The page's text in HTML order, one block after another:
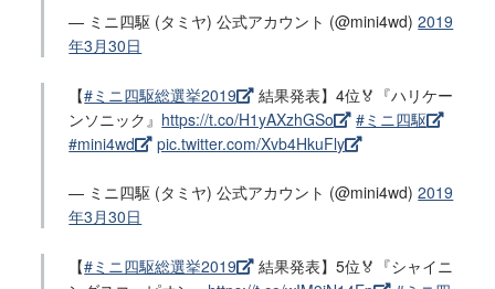
— ミニ四駆 (タミヤ) 公式アカウント (@mini4wd)2019
年3月30日
【#ミニ四駆総選挙2019
結果発表】4位🏅『ハリケー
ンソニック』 https://t.co/H1yAXzhGSo
#ミニ四駆
#mini4wd
pic.twitter.com/Xvb4HkuFly
— ミニ四駆 (タミヤ) 公式アカウント (@mini4wd)2019
年3月30日
【#ミニ四駆総選挙2019
結果発表】5位🏅『シャイニ